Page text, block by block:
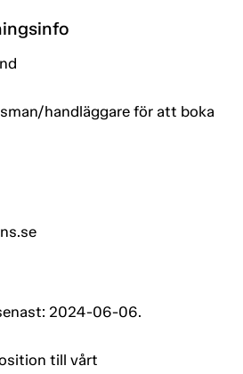
handläggare för att boka
2024-06-06.
till vårt